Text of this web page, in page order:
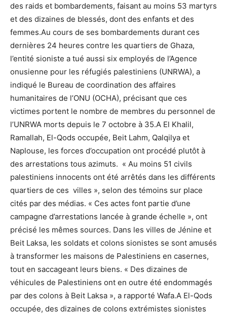
des raids et bombardements, faisant au moins 53 martyrs
et des dizaines de blessés, dont des enfants et des
femmes.Au cours de ses bombardements durant ces
dernières 24 heures contre les quartiers de Ghaza,
l’entité sioniste a tué aussi six employés de l’Agence
onusienne pour les réfugiés palestiniens (UNRWA), a
indiqué le Bureau de coordination des affaires
humanitaires de l’ONU (OCHA), précisant que ces
victimes portent le nombre de membres du personnel de
l’UNRWA morts depuis le 7 octobre à 35.A El Khalil,
Ramallah, El-Qods occupée, Beit Lahm, Qalqilya et
Naplouse, les forces d’occupation ont procédé plutôt à
des arrestations tous azimuts. « Au moins 51 civils
palestiniens innocents ont été arrêtés dans les différents
quartiers de ces villes », selon des témoins sur place
cités par des médias. « Ces actes font partie d’une
campagne d’arrestations lancée à grande échelle », ont
précisé les mêmes sources. Dans les villes de Jénine et
Beit Laksa, les soldats et colons sionistes se sont amusés
à transformer les maisons de Palestiniens en casernes,
tout en saccageant leurs biens. « Des dizaines de
véhicules de Palestiniens ont en outre été endommagés
par des colons à Beit Laksa », a rapporté Wafa.A El-Qods
occupée, des dizaines de colons extrémistes sionistes